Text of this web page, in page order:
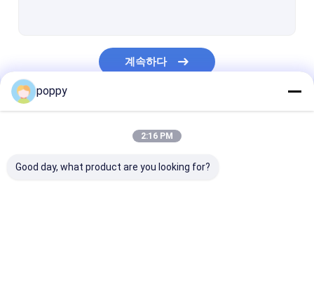
위조된 파이프 피팅
스테인레스 강은 완벽한 파이프
계속하다
poppy
2:16 PM
Good day, what product are you looking for?